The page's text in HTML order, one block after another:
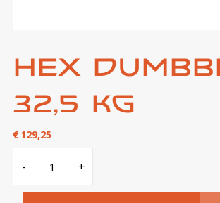
Hex
32,5 kg
€129,25
- Dumbbell
kg
+